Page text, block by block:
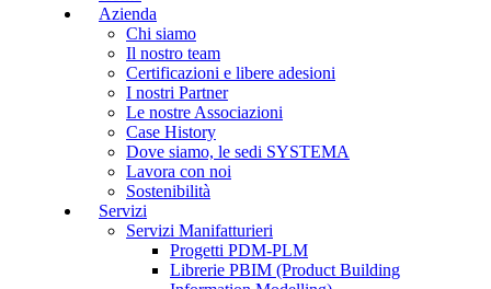
Azienda
Chi siamo
Il nostro team
Certificazioni e libere adesioni
I nostri Partner
Le nostre Associazioni
Case History
Dove siamo, le sedi SYSTEMA
Lavora con noi
Sostenibilità
Servizi
Servizi Manifatturieri
Progetti PDM-PLM
Librerie PBIM (Product Building